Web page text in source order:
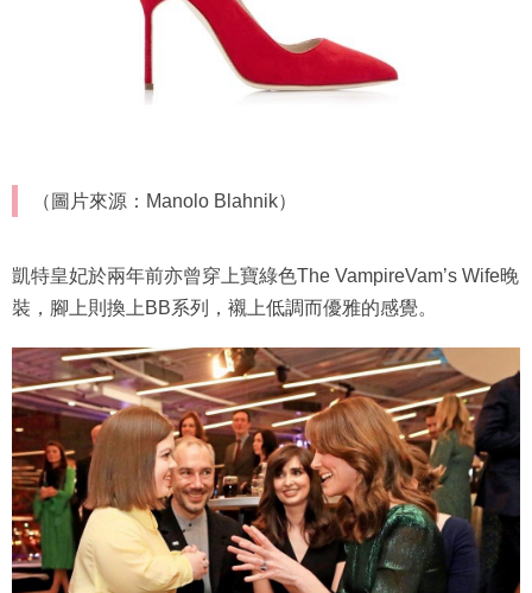
（圖片來源：Manolo Blahnik）
凱特皇妃於兩年前亦曾穿上寶綠色The VampireVam’s Wife晚
裝，腳上則換上BB系列，襯上低調而優雅的感覺。